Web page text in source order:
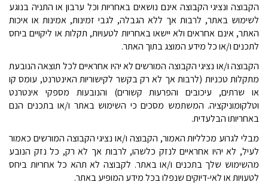
הקבוצה ונציגי הקבוצה אינם נושאים באחריות וכל ערבון או התניה בנוגע
לשימוש באתר, לרבות אך ללא הגבלה, לגבי זמינות, אמינות או איכות
האתר, אינם אחראים ולא יישאו באחריות לטעויות, תקלות או ליקויים ביחס
לתכנים ו/או כל מידע המוצג בתוך האתר.
הקבוצה ו/או נציגי הקבוצה המורשים לא יהיו אחראיים לכל תוצאה הנובעת
מתקלות טכניות (לרבות אך לא רק בקשר לקישוריות האינטרנט, עומס קו
או שרתים, עיכובים והפרעות קשורים) והנובעות מספקי אינטרנט
וטלקומוניקציה. המשתמש מסכים כי השימוש באתר ו/או בתכנים הנם
באחריותו הבלעדית.
מבלי לגרוע מכלליות האמור, הקבוצה ו/או נציגי הקבוצה המורשים כאמור
לעיל, לא יהיו אחראיים לנזק כלשהו, לרבות אך לא רק, כל נזק הנובע
מהשימוש שלך בתכנים ו/או באתר. לקבוצה לא תהא כל אחריות ביחס
לטעויות או לאי-דיוקים שנפלו בכל מידע המופיע באתר.